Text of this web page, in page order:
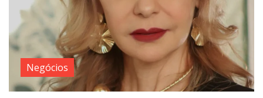
Negócios